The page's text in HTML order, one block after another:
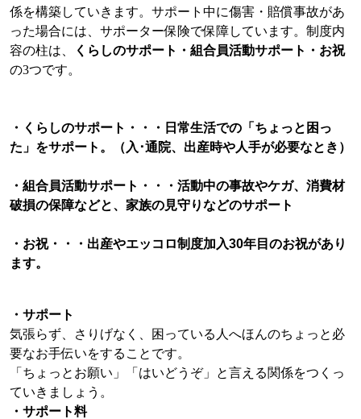
係を構築していきます。サポート中に傷害・賠償事故があ
った場合には、サポーター保険で保障しています。制度内
容の柱は、
くらしのサポート・組合員活動サポート・お祝
の3つです。
・くらしのサポート・・・日常生活での「ちょっと困っ
た」をサポート。（入･通院、出産時や人手が必要なとき）
・組合員活動サポート・・・活動中の事故やケガ、消費材
破損の保障などと、家族の見守りなどのサポート
・お祝・・・出産やエッコロ制度加入30年目のお祝があり
ます。
・ サポート
気張らず、さりげなく、困っている人へほんのちょっと必
要なお手伝いをすることです。
「ちょっとお願い」「はいどうぞ」と言える関係をつくっ
ていきましょう。
・ サポート料